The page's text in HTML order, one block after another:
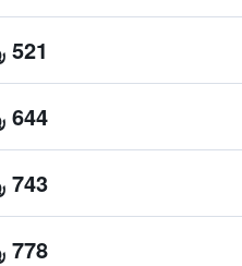
521 ﷼
644 ﷼
743 ﷼
778 ﷼